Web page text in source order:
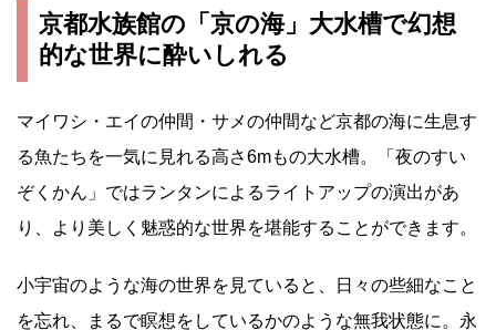
京都水族館の「京の海」大水槽で幻想
的な世界に酔いしれる
マイワシ・エイの仲間・サメの仲間など京都の海に生息す
る魚たちを一気に見れる高さ6mもの大水槽。「夜のすい
ぞくかん」ではランタンによるライトアップの演出があ
り、より美しく魅惑的な世界を堪能することができます。
小宇宙のような海の世界を見ていると、日々の些細なこと
を忘れ、まるで瞑想をしているかのような無我状態に。永